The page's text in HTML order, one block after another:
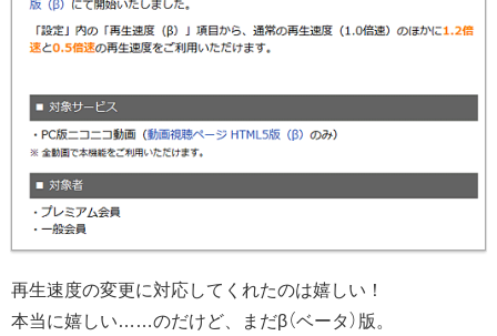
再生速度の変更に対応してくれたのは嬉しい！
本当に嬉しい……のだけど、まだβ（ベータ）版。